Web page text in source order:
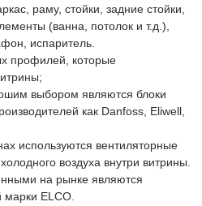
раму, стойки, задние стойки,
(ванна, потолок и т.д.),
испаритель.
профилей, которые
выбором являются блоки
как Danfoss, Eliwell,
используются вентиляторные
воздуха внутри витрины.
на рынке являются
марки ELCO.